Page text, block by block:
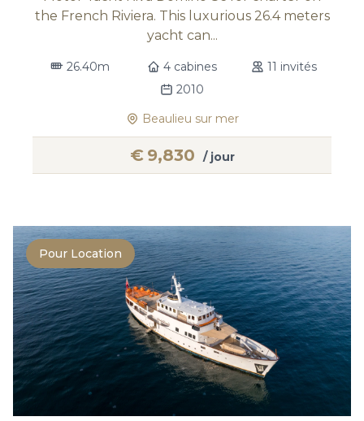
the French Riviera. This luxurious 26.4 meters
yacht can...
26.40m 4 cabines
11 invités
2010
Beaulieu sur mer
€ 9,830 / jour
Pour Location